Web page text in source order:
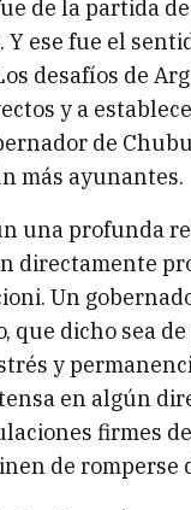
de la partida
Y ese fue el
desafíos de
y a
de
más ayunantes.
una profunda
directamente
Un
que dicho sea
y
en algún
firmes
de romperse